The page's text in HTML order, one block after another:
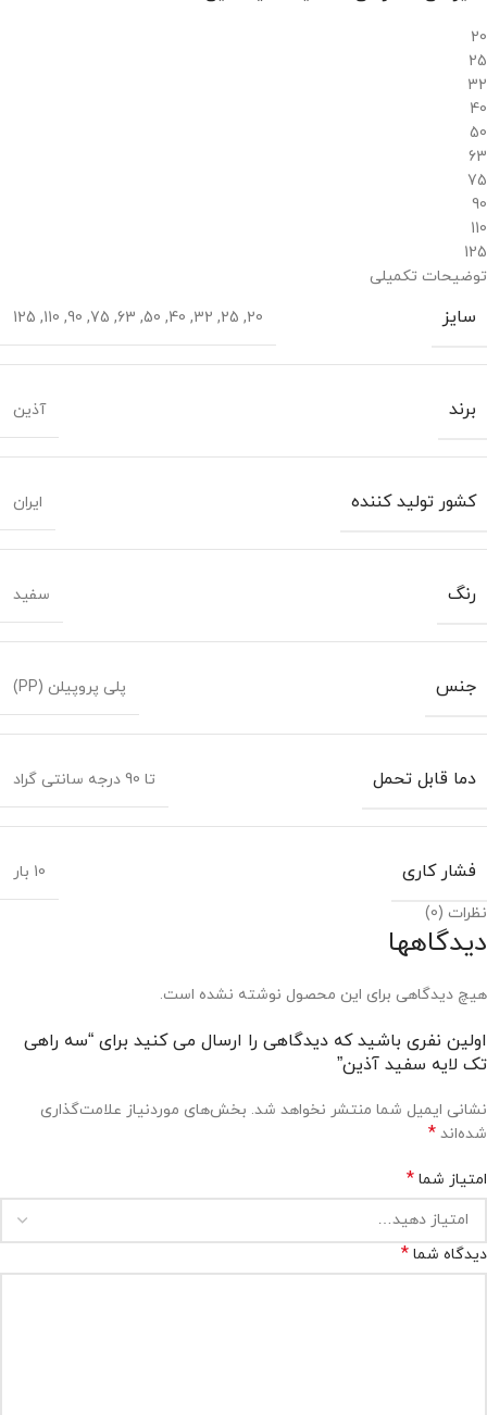
20
25
32
40
50
63
75
90
110
125
توضیحات تکمیلی
سایز 20
,
25
,
32
,
40
,
50
,
63
,
75
,
90
,
110
,
125
برند آذین
کشور تولید کننده ایران
رنگ سفید
جنس پلی پروپیلن (PP)
دما قابل تحمل تا 90 درجه سانتی گراد
فشار کاری
10 بار
نظرات (0)
دیدگاهها
هیچ دیدگاهی برای این محصول نوشته نشده است.
اولین نفری باشید که دیدگاهی را ارسال می کنید برای “سه راهی
تک لایه سفید آذین”
نشانی ایمیل شما منتشر نخواهد شد. بخش‌های موردنیاز علامت‌گذاری
شده‌اند *
امتیاز شما *
دیدگاه شما *